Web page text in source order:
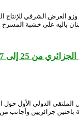
باليه على خشبة
27 أفريل 2024
الوطني الجزائري من 25 إلى 27
جزائريين وأجانب